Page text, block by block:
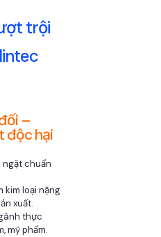
trội
–
độc hại
ngặt chuẩn
kim loại nặng
xuất.
thực
mỹ phẩm.